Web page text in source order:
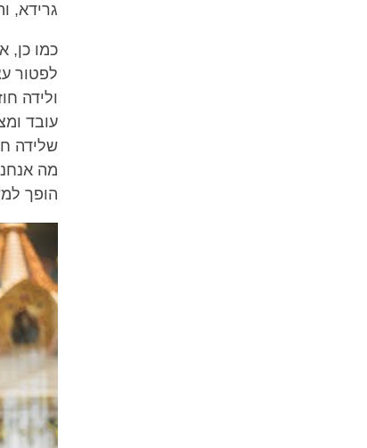
גרידא,
כמו כן,
לפטור
ולידה
עובד
שלידה
מה
הופך